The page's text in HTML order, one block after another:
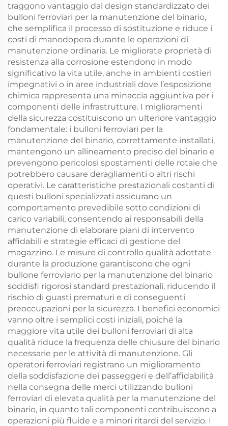
traggono vantaggio dal design standardizzato dei
bulloni ferroviari per la manutenzione del binario,
che semplifica il processo di sostituzione e riduce i
costi di manodopera durante le operazioni di
manutenzione ordinaria. Le migliorate proprietà di
resistenza alla corrosione estendono in modo
significativo la vita utile, anche in ambienti costieri
impegnativi o in aree industriali dove l’esposizione
chimica rappresenta una minaccia aggiuntiva per i
componenti delle infrastrutture. I miglioramenti
della sicurezza costituiscono un ulteriore vantaggio
fondamentale: i bulloni ferroviari per la
manutenzione del binario, correttamente installati,
mantengono un allineamento preciso del binario e
prevengono pericolosi spostamenti delle rotaie che
potrebbero causare deragliamenti o altri rischi
operativi. Le caratteristiche prestazionali costanti di
questi bulloni specializzati assicurano un
comportamento prevedibile sotto condizioni di
carico variabili, consentendo ai responsabili della
manutenzione di elaborare piani di intervento
affidabili e strategie efficaci di gestione del
magazzino. Le misure di controllo qualità adottate
durante la produzione garantiscono che ogni
bullone ferroviario per la manutenzione del binario
soddisfi rigorosi standard prestazionali, riducendo il
rischio di guasti prematuri e di conseguenti
preoccupazioni per la sicurezza. I benefici economici
vanno oltre i semplici costi iniziali, poiché la
maggiore vita utile dei bulloni ferroviari di alta
qualità riduce la frequenza delle chiusure del binario
necessarie per le attività di manutenzione. Gli
operatori ferroviari registrano un miglioramento
della soddisfazione dei passeggeri e dell’affidabilità
nella consegna delle merci utilizzando bulloni
ferroviari di elevata qualità per la manutenzione del
binario, in quanto tali componenti contribuiscono a
operazioni più fluide e a minori ritardi del servizio. I